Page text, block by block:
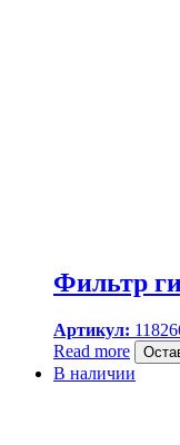
Фильтр
Артикул:
Read more
В наличии